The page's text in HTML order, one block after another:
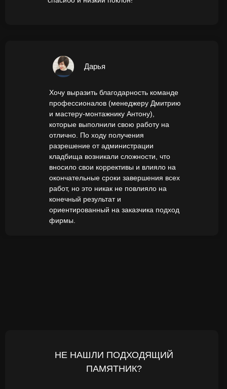
Хочу выразить благодарность команде
профессионалов (менеджеру Дмитрию
и мастеру-монтажнику Антону),
которые выполнили свою работу на
отлично. По ходу получения
разрешение от администрации
кладбища возникали сложности, что
вносило свои коррективы и влияло на
окончательные сроки завершения всех
работ, но это никак не повлияло на
конечный результат и
ориентированный на заказчика подход
фирмы.
Дарья
НЕ НАШЛИ ПОДХОДЯЩИЙ
ПАМЯТНИК?